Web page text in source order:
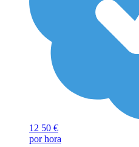
12 50 €
por hora